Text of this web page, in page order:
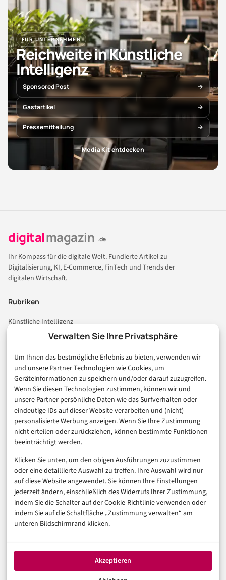
Verwalten Sie Ihre Privatsphäre
Um Ihnen das bestmögliche Erlebnis zu bieten, verwenden wir
und unsere Partner Technologien wie Cookies, um
Geräteinformationen zu speichern und/oder darauf zuzugreifen.
Wenn Sie diesen Technologien zustimmen, können wir und
unsere Partner persönliche Daten wie das Surfverhalten oder
eindeutige IDs auf dieser Website verarbeiten und (nicht)
personalisierte Werbung anzeigen. Wenn Sie Ihre Zustimmung
nicht erteilen oder zurückziehen, können bestimmte Funktionen
beeinträchtigt werden.
Klicken Sie unten, um den obigen Ausführungen zuzustimmen
oder eine detaillierte Auswahl zu treffen. Ihre Auswahl wird nur
auf diese Website angewendet. Sie können Ihre Einstellungen
jederzeit ändern, einschließlich des Widerrufs Ihrer Zustimmung,
indem Sie die Schalter auf der Cookie-Richtlinie verwenden oder
indem Sie auf die Schaltfläche „Zustimmung verwalten“ am
unteren Bildschirmrand klicken.
Akzeptieren
FÜR UNTERNEHMEN
Reichweite in Künstliche
Intelligenz
Sponsored Post
Gastartikel
Pressemitteilung
Media Kit entdecken
digitalmagazin .de
Ihr Kompass für die digitale Welt. Fundierte Artikel zu
Digitalisierung, KI, E-Commerce, FinTech und Trends der
digitalen Wirtschaft.
Rubriken
Künstliche Intelligenz
Technologie & IT
Consumer & Digital Life
Marketing
Finanzen & FinTech
Business & Karriere
Sicherheit & Recht
Digitalisierung
Marketing
Magazin
Unsere Redaktion
Werbeformate & Media Kit
Rechtliches
Datenschutzerklärung (EU)
Cookie-Richtlinie (EU)